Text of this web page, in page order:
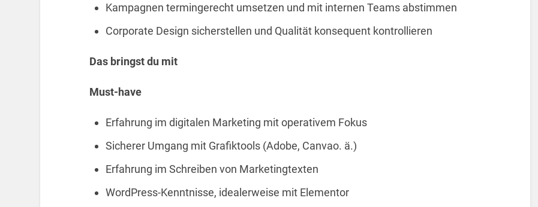
Kampagnen termingerecht umsetzen und mit internen Teams abstimmen
Corporate Design sicherstellen und Qualität konsequent kontrollieren
Das bringst du mit
Must-have
Erfahrung im digitalen Marketing mit operativem Fokus
Sicherer Umgang mit Grafiktools (Adobe, Canvao. ä.)
Erfahrung im Schreiben von Marketingtexten
WordPress-Kenntnisse, idealerweise mit Elementor